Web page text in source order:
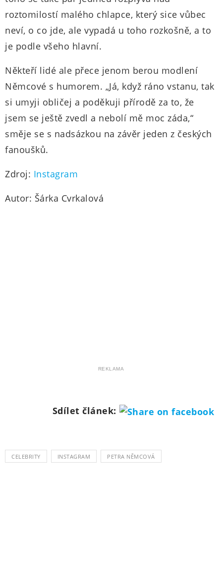
roztomilostí malého chlapce, který sice vůbec
neví, o co jde, ale vypadá u toho rozkošně, a to
je podle všeho hlavní.
Někteří lidé ale přece jenom berou modlení
Němcové s humorem. „Já, když ráno vstanu, tak
si umyji obličej a poděkuji přírodě za to, že
jsem se ještě zvedl a nebolí mě moc záda,“
směje se s nadsázkou na závěr jeden z českých
fanoušků.
Zdroj: Instagram
Autor: Šárka Cvrkalová
REKLAMA
Sdílet článek:
CELEBRITY INSTAGRAM PETRA NĚMCOVÁ